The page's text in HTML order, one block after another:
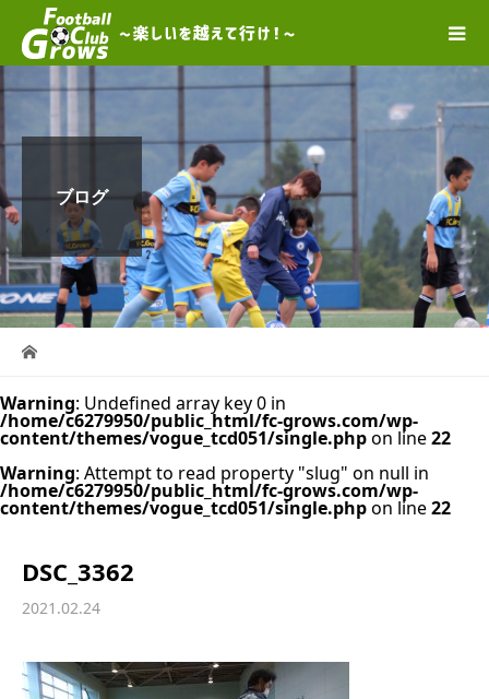
ブログ
Warning: Undefined array key 0 in
/home/c6279950/public_html/fc-grows.com/wp-
content/themes/vogue_tcd051/single.phpon line22
Warning: Attempt to read property "slug" on null in
/home/c6279950/public_html/fc-grows.com/wp-
content/themes/vogue_tcd051/single.phpon line22
DSC_3362
2021.02.24